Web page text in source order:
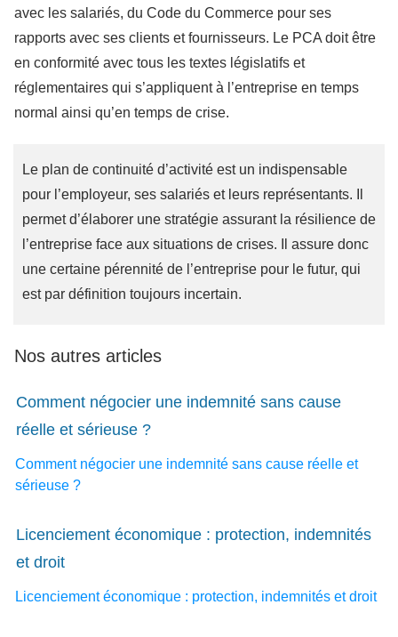
avec les salariés, du Code du Commerce pour ses
rapports avec ses clients et fournisseurs. Le PCA doit être
en conformité avec tous les textes législatifs et
réglementaires qui s’appliquent à l’entreprise en temps
normal ainsi qu’en temps de crise.
Le plan de continuité d’activité est un indispensable
pour l’employeur, ses salariés et leurs représentants. Il
permet d’élaborer une stratégie assurant la résilience de
l’entreprise face aux situations de crises. Il assure donc
une certaine pérennité de l’entreprise pour le futur, qui
est par définition toujours incertain.
Nos autres articles
Comment négocier une indemnité sans cause
réelle et sérieuse ?
Comment négocier une indemnité sans cause réelle et
sérieuse ?
Licenciement économique : protection, indemnités
et droit
Licenciement économique : protection, indemnités et droit